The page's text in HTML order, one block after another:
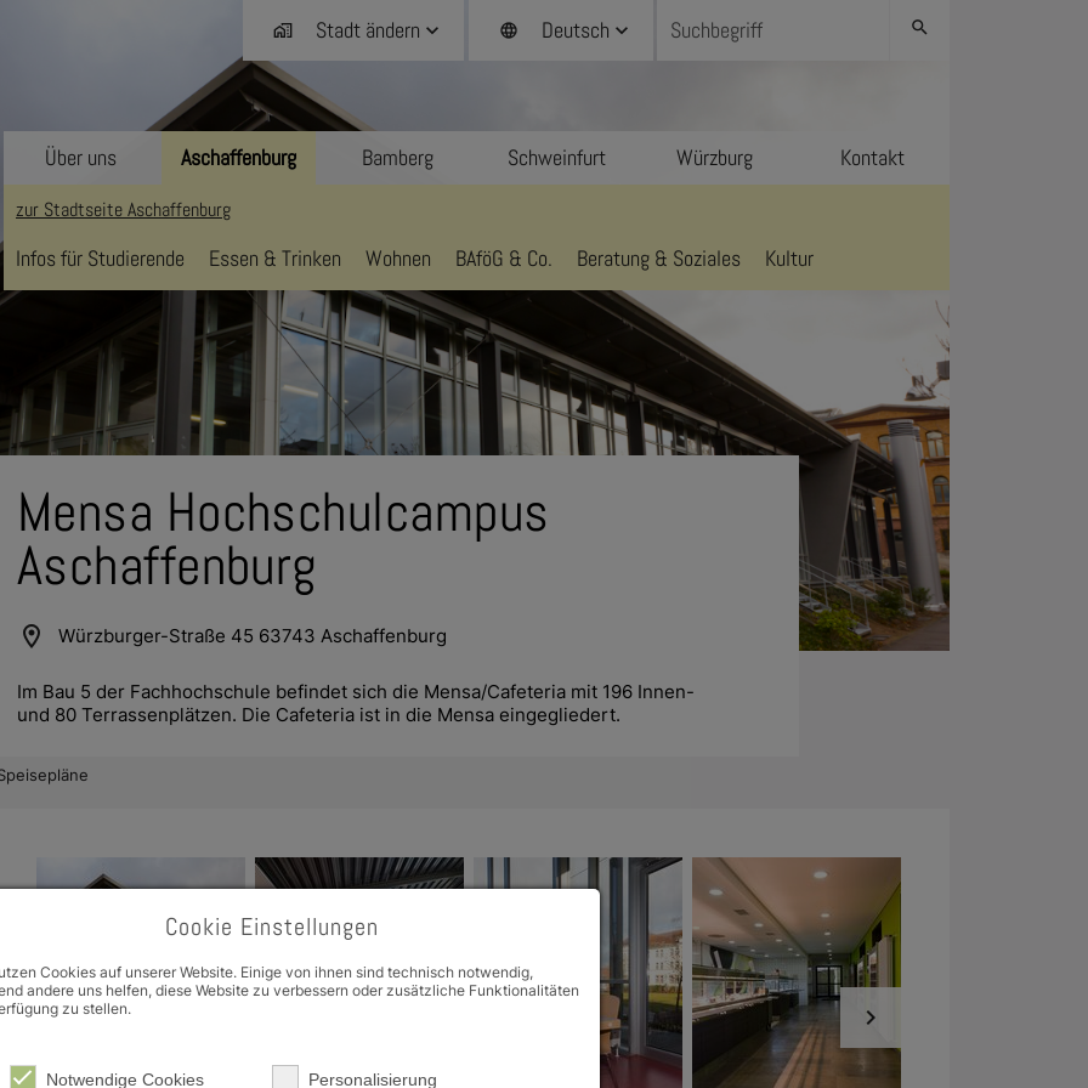
home_work Stadt ändern language Deutsch search
Über uns Aschaffenburg
zur Stadtseite Aschaffenburg
Infos für Studierende Essen & Trinken Wohnen BAföG & Co. Beratung & Soziales Kultur
Bamberg Schweinfurt Würzburg Kontakt
Mensa Hochschulcampus
Aschaffenburg
location_on Würzburger-Straße 45 63743 Aschaffenburg
Im Bau 5 der Fachhochschule befindet sich die Mensa/Cafeteria mit 196 Innen-
und 80 Terrassenplätzen. Die Cafeteria ist in die Mensa eingegliedert.
Cookie Einstellungen
Cookies auf unserer Website. Einige von ihnen sind technisch notwendig,
andere uns helfen, diese Website zu verbessern oder zusätzliche Funktionalitäten
zu stellen.
Notwendige Cookies Personalisierung